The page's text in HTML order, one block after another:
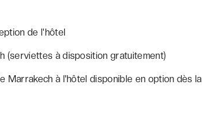
de l'hôtel
(serviettes à disposition gratuitement)
à l'hôtel disponible en option dès la